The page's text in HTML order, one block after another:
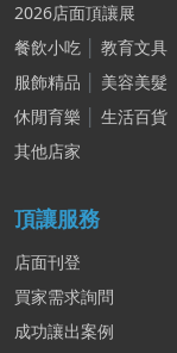
2026店面頂讓展
餐飲小吃
教育文具
服飾精品
美容美髮
休閒育樂
生活百貨
其他店家
頂讓服務
店面刊登
買家需求詢問
成功讓出案例